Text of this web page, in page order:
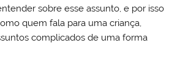
sobre esse assunto, e por isso
quem fala para uma criança,
complicados de uma forma